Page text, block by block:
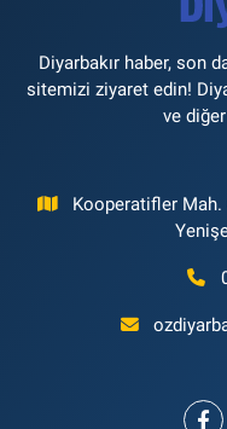
Diyarbakır haber, son
sitemizi ziyaret edin!
ve
Kooperatifler Mah.